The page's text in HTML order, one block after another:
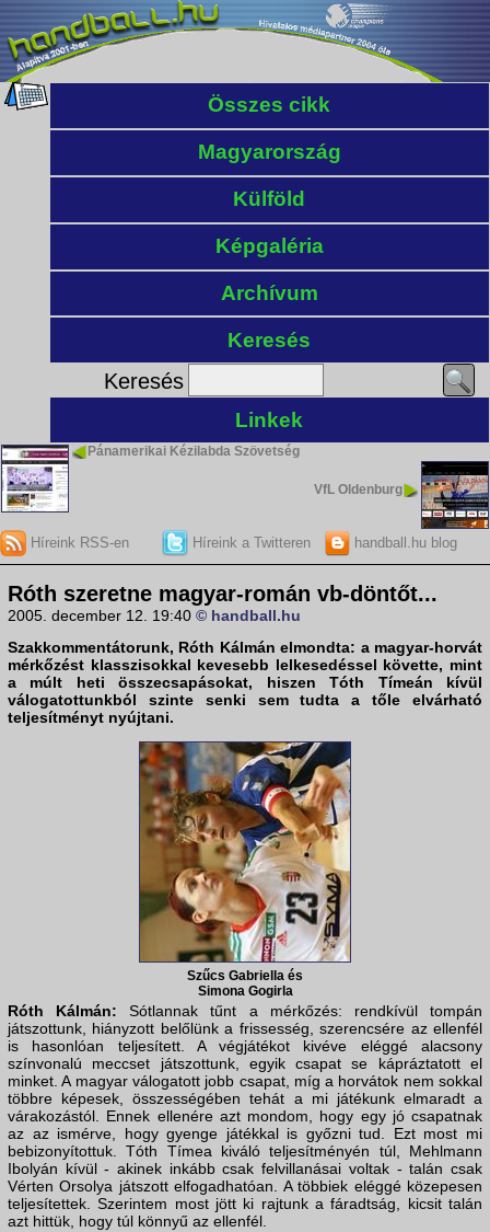
Összes cikk
Magyarország
Külföld
Képgaléria
Archívum
Keresés
Keresés
Linkek
Pánamerikai Kézilabda Szövetség
VfL Oldenburg
Híreink RSS-en Híreink a Twitteren handball.hu blog
Róth szeretne magyar-román vb-döntőt...
2005. december 12. 19:40 © handball.hu
Szakkommentátorunk, Róth Kálmán elmondta: a magyar-horvát
mérkőzést klasszisokkal kevesebb lelkesedéssel követte, mint
a múlt heti összecsapásokat, hiszenTóth Tímeán kívül
válogatottunkból szinte senki sem tudta a tőle elvárható
teljesítményt nyújtani.
Szűcs Gabriella és
Simona Gogirla
Róth Kálmán:Sótlannak tűnt a mérkőzés: rendkívül tompán
játszottunk, hiányzott belőlünk a frissesség, szerencsére az ellenfél
is hasonlóan teljesített. A végjátékot kivéve eléggé alacsony
színvonalú meccset játszottunk, egyik csapat se kápráztatott el
minket. A magyar válogatott jobb csapat, míg a horvátok nem sokkal
többre képesek, összességében tehát a mi játékunk elmaradt a
várakozástól. Ennek ellenére azt mondom, hogy egy jó csapatnak
az az ismérve, hogy gyenge játékkal is győzni tud. Ezt most mi
bebizonyítottuk. Tóth Tímea kiváló teljesítményén túl, Mehlmann
Ibolyán kívül - akinek inkább csak felvillanásai voltak - talán csak
Vérten Orsolya játszott elfogadhatóan. A többiek eléggé közepesen
teljesítettek. Szerintem most jött ki rajtunk a fáradtság, kicsit talán
azt hittük, hogy túl könnyű az ellenfél.